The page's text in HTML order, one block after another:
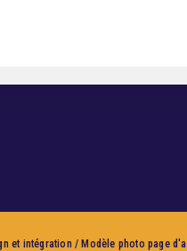
intégration / Modèle photo page